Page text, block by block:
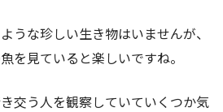
うな珍しい生き物はいませんが、
を見ていると楽しいですね。
交う人を観察していていくつか気